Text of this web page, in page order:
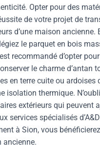
Opter pour des
de votre projet de
d’une maison
le parquet en bois
recommandé d’opter
le charme
en terre cuite ou
isolation thermique.
extérieurs qui peuvent
services spécialisés
à Sion, vous
ancienne.